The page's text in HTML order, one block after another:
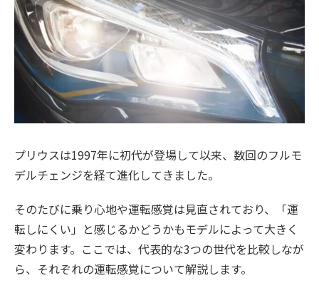
プリウスは1997年に初代が登場して以来、数回のフルモ
デルチェンジを経て進化してきました。
そのたびに乗り心地や運転感覚は見直されており、「運
転しにくい」と感じるかどうかもモデルによって大きく
変わります。ここでは、代表的な3つの世代を比較しなが
ら、それぞれの運転感覚について解説します。